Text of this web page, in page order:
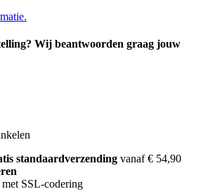
Wij beantwoorden graag jouw
standaardverzending vanaf € 54,90
met SSL-codering